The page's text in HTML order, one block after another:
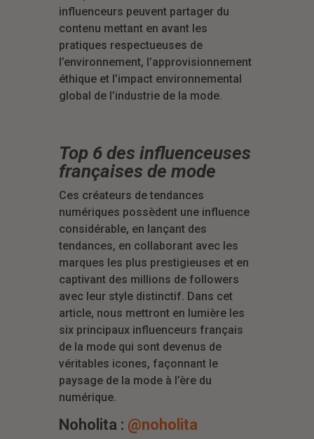
influenceurs peuvent partager du
contenu mettant en avant les
pratiques respectueuses de
l’environnement, l’approvisionnement
éthique et l’impact environnemental
global de l’industrie de la mode.
Top 6 des influenceuses
françaises de mode
Ces créateurs de tendances
numériques possèdent une influence
considérable, en lançant des
tendances, en collaborant avec les
marques les plus prestigieuses et en
captivant des millions de followers
avec leur style distinctif. Dans cet
article, nous mettront en lumière les
six principaux influenceurs français
de la mode qui sont devenus de
véritables icones, façonnant le
paysage de la mode à l’ère du
numérique.
Noholita : @noholita